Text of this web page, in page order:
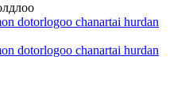
dotorlogoo chanartai hurdan
dotorlogoo chanartai hurdan